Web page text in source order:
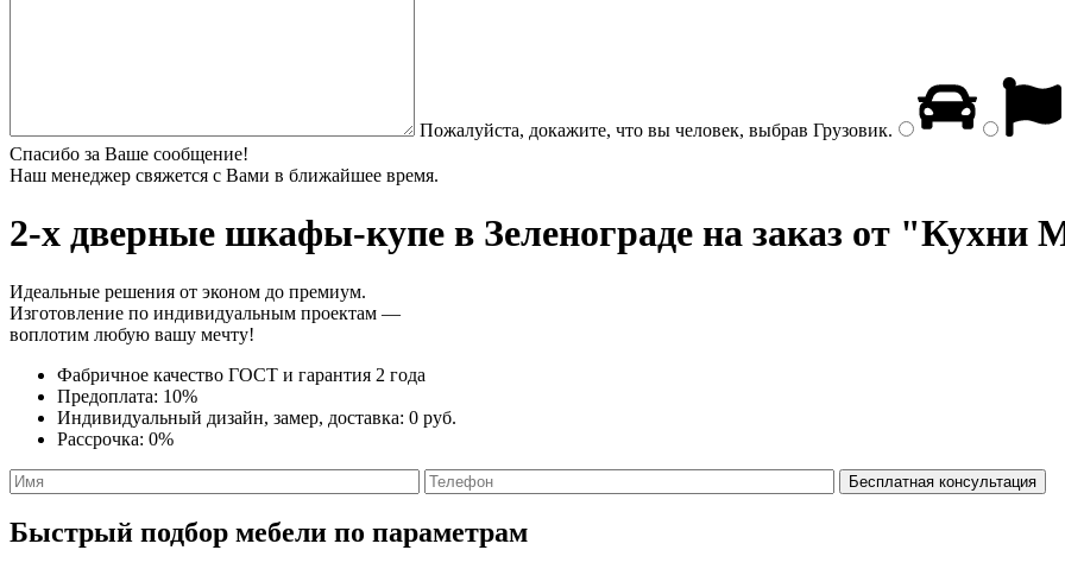
Пожалуйста, докажите, что вы человек, выбрав Грузовик.
Спасибо за Ваше сообщение!
Наш менеджер свяжется с Вами в ближайшее время.
2-х дверные шкафы-купе в Зеленограде на заказ от "Кухни
Идеальные решения от эконом до премиум.
Изготовление по индивидуальным проектам —
воплотим любую вашу мечту!
Фабричное качество ГОСТ и гарантия 2 года
Предоплата: 10%
Индивидуальный дизайн, замер, доставка: 0 руб.
Рассрочка: 0%
Быстрый подбор мебели по параметрам